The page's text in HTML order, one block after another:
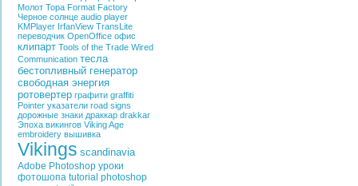
Молот Тора Format Factory
Черное солнце audio player
KMPlayer IrfanView TransLite
переводчик OpenOffice офис
клипарт Tools of the Trade Wired
Communication тесла
бестопливный генератор
свободная энергия
ротовертер графити graffiti
Pointer указатели road signs
дорожные знаки драккар drakkar
Эпоха викингов Viking Age
embroidery вышивка
Vikings scandinavia
Adobe Photoshop уроки
фотошопа tutorial photoshop